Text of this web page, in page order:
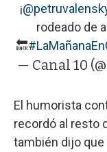
¡
rodeado de
🔙
— Canal 10
El humorista
recordó al resto
también dijo que